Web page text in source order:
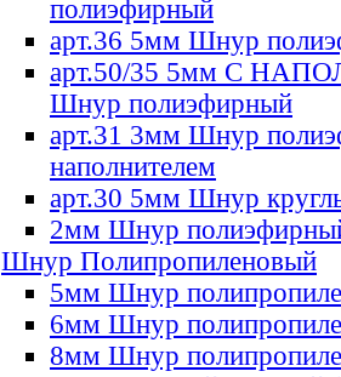
полиэфирный
арт.36 5мм Шнур
арт.50/35 5мм С
Шнур полиэфирный
арт.31 3мм Шнур
наполнителем
арт.30 5мм Шнур
2мм Шнур
Шнур Полипропиленовый
5мм Шнур
6мм Шнур
8мм Шнур